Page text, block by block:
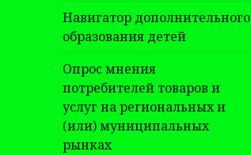
Навигатор дополнительного
образования детей
Опрос мнения
потребителей товаров и
услуг на региональных и
(или) муниципальных
рынках